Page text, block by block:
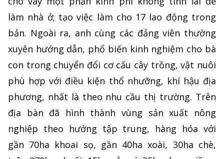
làm nhà ở; tạo việc làm cho 17 lao động trong
bản. Ngoài ra, anh cùng các đảng viên thường
xuyên hướng dẫn, phổ biến kinh nghiệm cho bà
con trong chuyển đổi cơ cấu cây trồng, vật nuôi
phù hợp với điều kiện thổ nhưỡng, khí hậu địa
phương, nhất là theo nhu cầu thị trường. Trên
địa bàn đã hình thành vùng sản xuất nông
nghiệp theo hướng tập trung, hàng hóa với
gần 70ha khoai sọ, gần 40ha xoài, 30ha chè,